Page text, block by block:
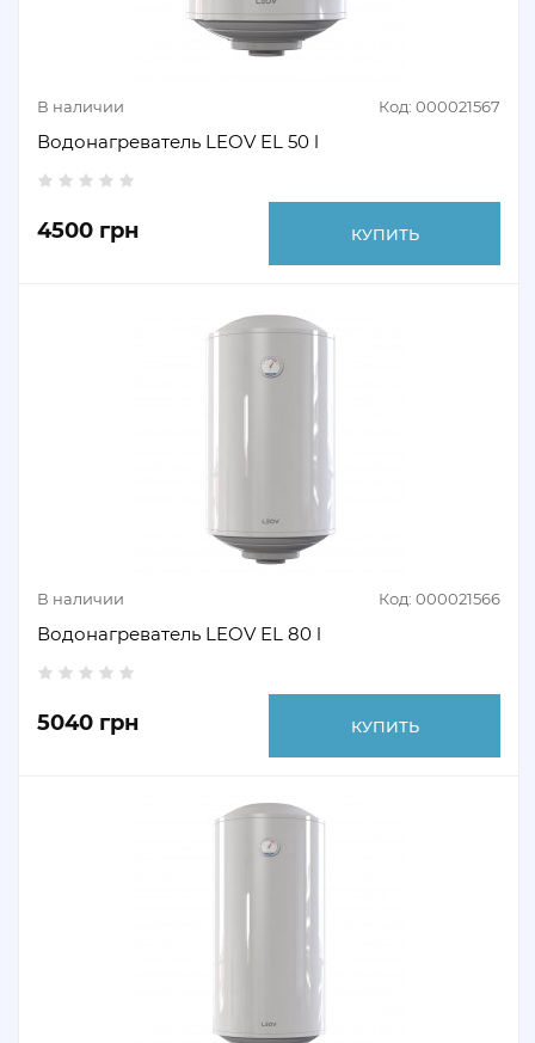
В наличии Код: 000021567
Водонагреватель LEOV EL 50 l
4500 грн КУПИТЬ
В наличии Код: 000021566
Водонагреватель LEOV EL 80 l
5040 грн КУПИТЬ